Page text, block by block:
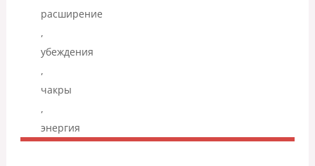
расширение
,
убеждения
,
чакры
,
энергия